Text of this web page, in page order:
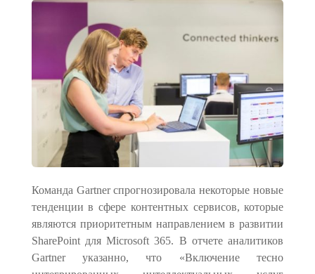
Команда Gartner спрогнозировала некоторые новые
тенденции в сфере контентных сервисов, которые
являются приоритетным направлением в развитии
SharePoint для Microsoft 365. В отчете аналитиков
Gartner указанно, что «Включение тесно